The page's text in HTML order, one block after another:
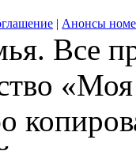
| Анонсы
Все